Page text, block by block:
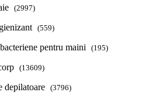
(2997)
(559)
pentru maini (195)
(13609)
depilatoare (3796)